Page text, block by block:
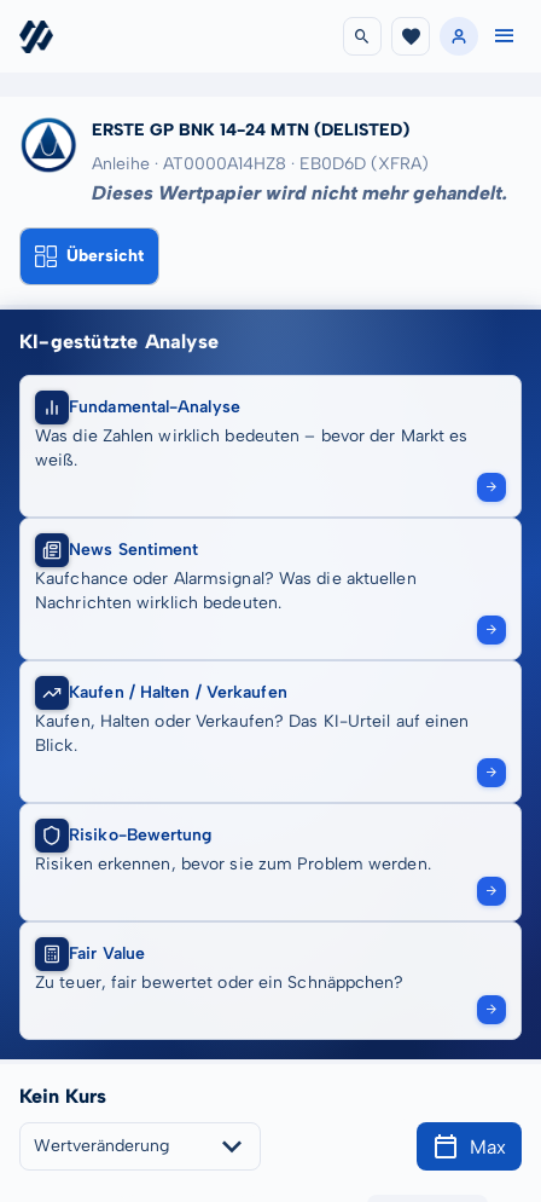
ERSTE GP BNK 14-24 MTN (DELISTED)
Anleihe · AT0000A14HZ8 · EB0D6D (XFRA)
Dieses Wertpapier wird nicht mehr gehandelt.
Übersicht
KI-gestützte Analyse
Fundamental-Analyse
Was die Zahlen wirklich bedeuten – bevor der Markt es
weiß.
News Sentiment
Kaufchance oder Alarmsignal? Was die aktuellen
Nachrichten wirklich bedeuten.
Kaufen / Halten / Verkaufen
Kaufen, Halten oder Verkaufen? Das KI-Urteil auf einen
Blick.
Risiko-Bewertung
Risiken erkennen, bevor sie zum Problem werden.
Fair Value
Zu teuer, fair bewertet oder ein Schnäppchen?
Kein Kurs
Wertveränderung Max